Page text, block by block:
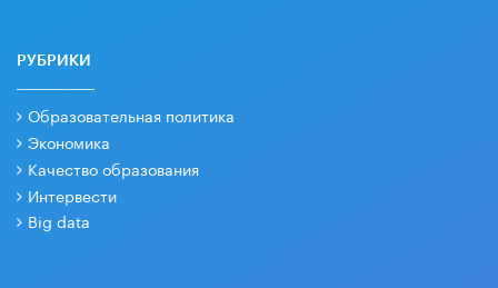
РУБРИКИ
Образовательная политика
Экономика
Качество образования
Интервести
Big data